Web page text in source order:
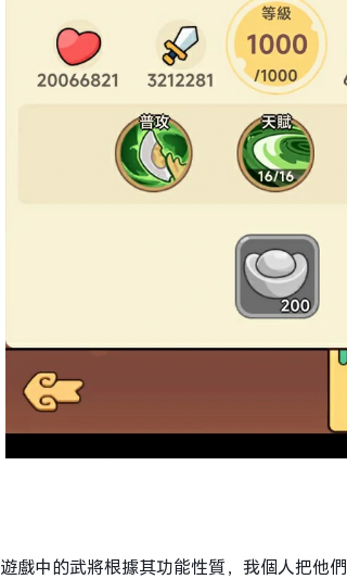
遊戲中的武將根據其功能性質，我個人把他